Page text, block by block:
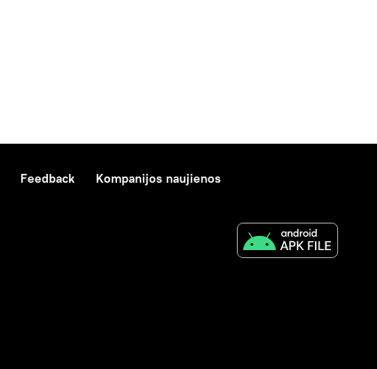
Feedback Kompanijos naujienos